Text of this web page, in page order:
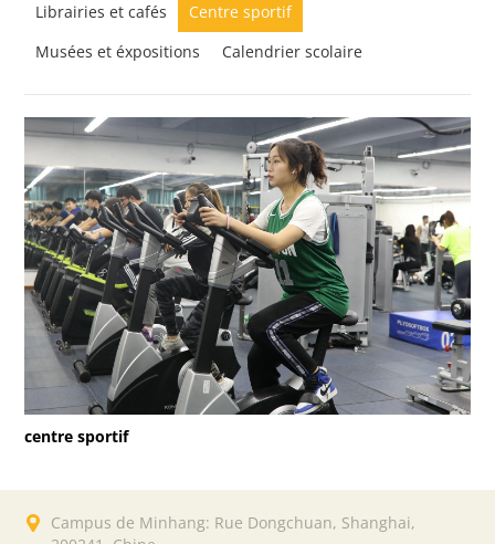
Librairies et cafés
Centre sportif
Musées et éxpositions
Calendrier scolaire
centre sportif
Campus de Minhang: Rue Dongchuan, Shanghai,